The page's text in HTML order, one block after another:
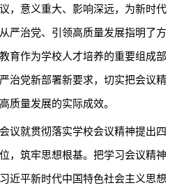
，意义重大、影响深远，为新时代
严治党、引领高质量发展指明了方
育作为学校人才培养的重要组成部
治党新部署新要求，切实把会议精
质量发展的实际成效。
议就贯彻落实学校会议精神提出四
，筑牢思想根基。把学习会议精神
近平新时代中国特色社会主义思想